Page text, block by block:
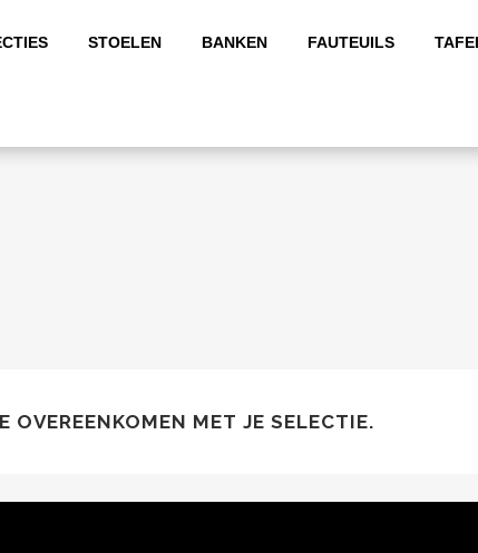
STOELEN BANKEN FAUTEUILS
OVEREENKOMEN MET JE SELECTIE.